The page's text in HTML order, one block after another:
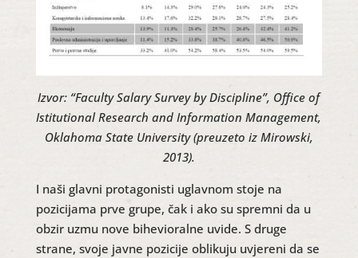
Izvor: “Faculty Salary Survey by Discipline”, Office of
Istitutional Research and Information Management,
Oklahoma State University (preuzeto iz Mirowski,
2013).
I naši glavni protagonisti uglavnom stoje na
pozicijama prve grupe, čak i ako su spremni da u
obzir uzmu nove bihevioralne uvide. S druge
strane, svoje javne pozicije oblikuju uvjereni da se